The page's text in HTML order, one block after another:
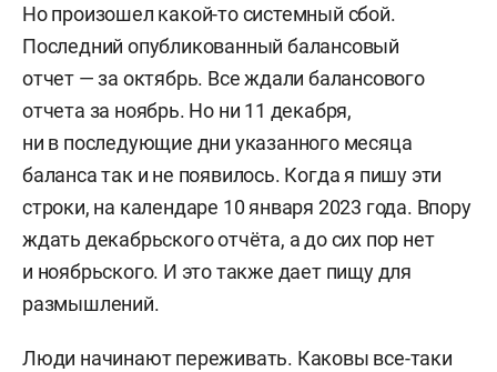
Родился в 1950 году. Выпускник МГИМО (1972).
В 1991–1993 годах был консультантом ООН
(департамент международных экономических
и социальных проблем), в 1993–
1996 годах — членом консультативного совета
при президенте Европейского банка
реконструкции и развития (ЕБРР). В 2001–2011
годах — заведующий кафедрой международных
валютно-кредитных отношений МГИМО (У) МИД
России.
Но произошел какой-то системный сбой.
Последний опубликованный балансовый
отчет — за октябрь. Все ждали балансового
отчета за ноябрь. Но ни 11 декабря,
ни в последующие дни указанного месяца
баланса так и не появилось. Когда я пишу эти
строки, на календаре 10 января 2023 года. Впору
ждать декабрьского отчёта, а до сих пор нет
и ноябрьского. И это также дает пищу для
размышлений.
Люди начинают переживать. Каковы все-таки